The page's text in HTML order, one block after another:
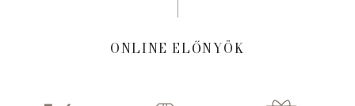
ONLINE ELŐNYÖK